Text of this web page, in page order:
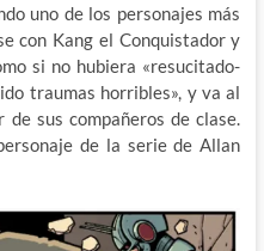
uno de los personajes más
con Kang el Conquistador y
si no hubiera «resucitado-
traumas horribles», y va al
sus compañeros de clase.
de la serie de Allan